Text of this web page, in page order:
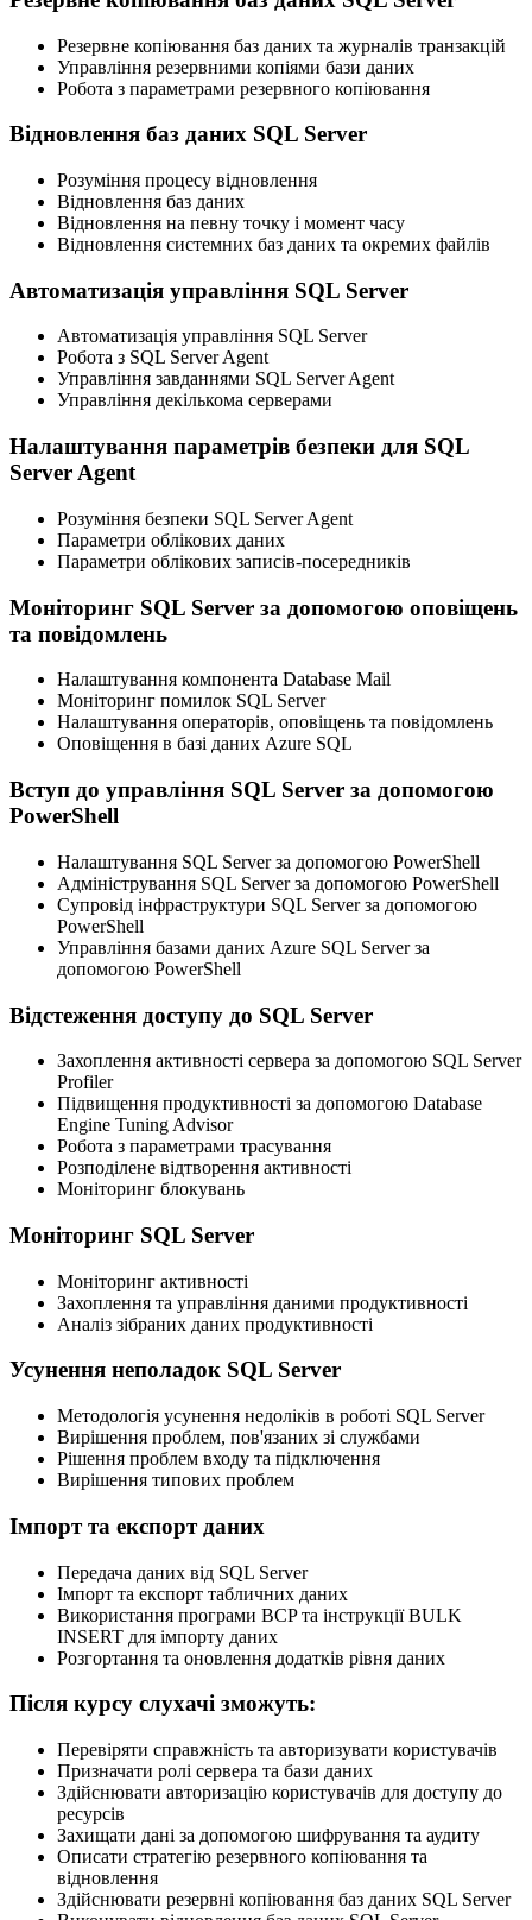
Резервне копіювання баз даних та журналів транзакцій
Управління резервними копіями бази даних
Робота з параметрами резервного копіювання
Відновлення баз даних SQL Server
Розуміння процесу відновлення
Відновлення баз даних
Відновлення на певну точку і момент часу
Відновлення системних баз даних та окремих файлів
Автоматизація управління SQL Server
Автоматизація управління SQL Server
Робота з SQL Server Agent
Управління завданнями SQL Server Agent
Управління декількома серверами
Налаштування параметрів безпеки для SQL
Server Agent
Розуміння безпеки SQL Server Agent
Параметри облікових даних
Параметри облікових записів-посередників
Моніторинг SQL Server за допомогою оповіщень
та повідомлень
Налаштування компонента Database Mail
Моніторинг помилок SQL Server
Налаштування операторів, оповіщень та повідомлень
Оповіщення в базі даних Azure SQL
Вступ до управління SQL Server за допомогою
PowerShell
Налаштування SQL Server за допомогою PowerShell
Адміністрування SQL Server за допомогою PowerShell
Супровід інфраструктури SQL Server за допомогою
PowerShell
Управління базами даних Azure SQL Server за
допомогою PowerShell
Відстеження доступу до SQL Server
Захоплення активності сервера за допомогою SQL Server
Profiler
Підвищення продуктивності за допомогою Database
Engine Tuning Advisor
Робота з параметрами трасування
Розподілене відтворення активності
Моніторинг блокувань
Моніторинг SQL Server
Моніторинг активності
Захоплення та управління даними продуктивності
Аналіз зібраних даних продуктивності
Усунення неполадок SQL Server
Методологія усунення недоліків в роботі SQL Server
Вирішення проблем, пов'язаних зі службами
Рішення проблем входу та підключення
Вирішення типових проблем
Імпорт та експорт даних
Передача даних від SQL Server
Імпорт та експорт табличних даних
Використання програми BCP та інструкції BULK
INSERT для імпорту даних
Розгортання та оновлення додатків рівня даних
Після курсу слухачі зможуть:
Перевіряти справжність та авторизувати користувачів
Призначати ролі сервера та бази даних
Здійснювати авторизацію користувачів для доступу до
ресурсів
Захищати дані за допомогою шифрування та аудиту
Описати стратегію резервного копіювання та
відновлення
Здійснювати резервні копіювання баз даних SQL Server